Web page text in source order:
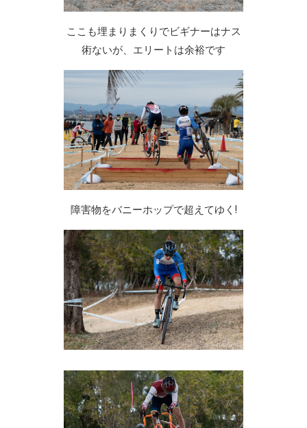
ここも埋まりまくりでビギナーはナス
術ないが、エリートは余裕です
障害物をバニーホップで超えてゆく!